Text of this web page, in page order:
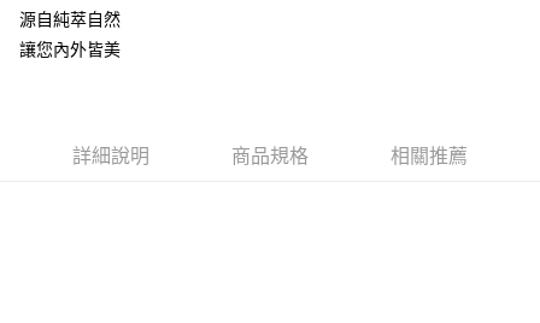
付款後全家取貨
每筆NT$60，滿NT$880(含以上)免運費
源自純萃自然
讓您內外皆美
詳細說明 商品規格 相關推薦